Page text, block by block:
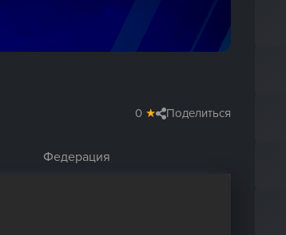
0 ★ Поделиться
Федерация